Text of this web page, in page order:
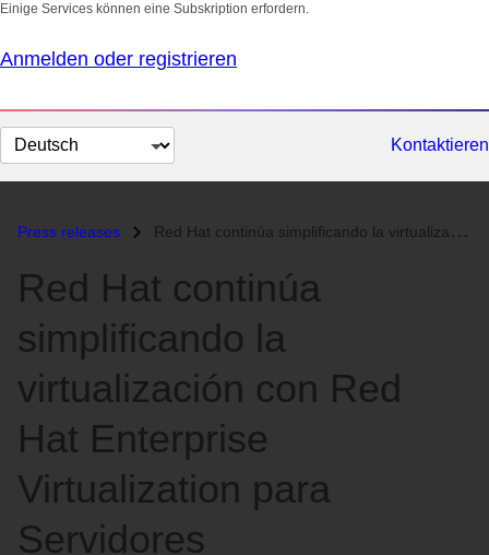
Einige Services können eine Subskription erfordern.
Anmelden oder registrieren
Sprache
auswählen
Kontaktieren
Press releases Red Hat continúa simplificando la virtualización con Red Hat Enterpris...
Red Hat continúa
simplificando la
virtualización con Red
Hat Enterprise
Virtualization para
Servidores